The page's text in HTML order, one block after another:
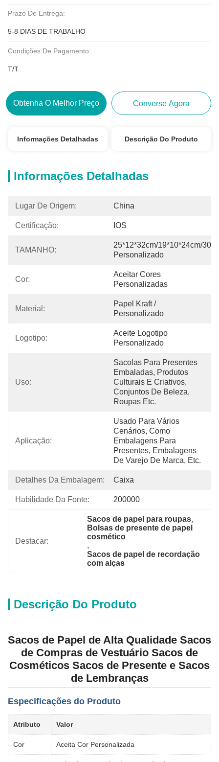
Prazo De Entrega:
5-8 DIAS DE TRABALHO
Condições De Pagamento:
T/T
Obtenha O Melhor Preço Converse Agora
Informações Detalhadas Descrição Do Produto
Informações Detalhadas
Lugar De Origem: China
Certificação: IOS
TAMANHO:
25*12*32cm/19*10*24cm/
Personalizado
Cor:
Aceitar Cores
Personalizadas
Material:
Papel Kraft /
Personalizado
Logotipo:
Aceite Logotipo
Personalizado
Uso:
Sacolas Para Presentes
Embaladas, Produtos
Culturais E Criativos,
Conjuntos De Beleza,
Roupas Etc.
Aplicação:
Usado Para Vários
Cenários, Como
Embalagens Para
Presentes, Embalagens
De Varejo De Marca, Etc.
Detalhes Da Embalagem: Caixa
Habilidade Da Fonte: 200000
Destacar:
Sacos de papel para roupas,
Bolsas de presente de papel
cosmético
,
Sacos de papel de recordação
com alças
Descrição Do Produto
Sacos de Papel de Alta Qualidade Sacos
de Compras de Vestuário Sacos de
Cosméticos Sacos de Presente e Sacos
de Lembranças
Especificações do Produto
Atributo Valor
Cor Aceita Cor Personalizada